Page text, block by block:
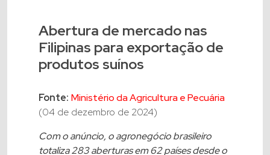
Abertura de mercado nas
Filipinas para exportação de
produtos suínos
Fonte: Ministério da Agricultura e Pecuária
(04 de dezembro de 2024)
Com o anúncio, o agronegócio brasileiro
totaliza 283 aberturas em 62 países desde o